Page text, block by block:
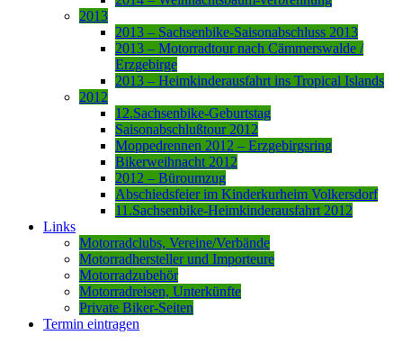
2013
2013 – Sachsenbike-Saisonabschluss 2013
2013 – Motorradtour nach Cämmerswalde /
Erzgebirge
2013 – Heimkinderausfahrt ins Tropical Islands
2012
12.Sachsenbike-Geburtstag
Saisonabschlußtour 2012
Moppedrennen 2012 – Erzgebirgsring
Bikerweihnacht 2012
2012 – Büroumzug
Abschiedsfeier im Kinderkurheim Volkersdorf
11.Sachsenbike-Heimkinderausfahrt 2012
Links
Motorradclubs, Vereine/Verbände
Motorradhersteller und Importeure
Motorradzubehör
Motorradreisen, Unterkünfte
Private Biker-Seiten
Termin eintragen